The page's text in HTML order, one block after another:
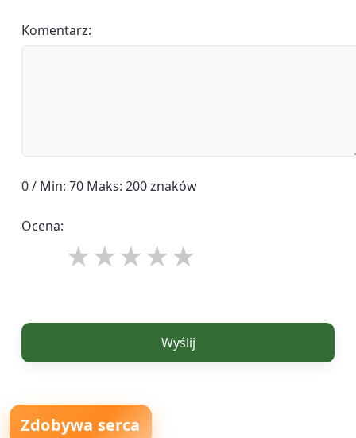
Komentarz:
0 / Min: 70 Maks: 200 znaków
Ocena:
Wyślij
Zdobywa serca